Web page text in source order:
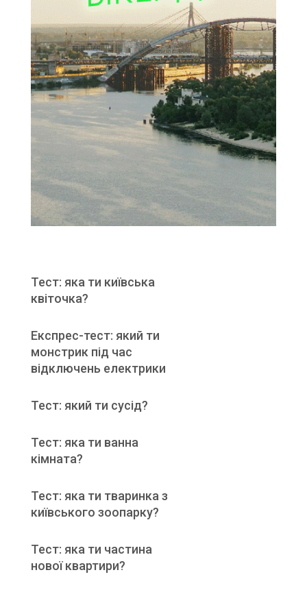
Тест: яка ти київська
квіточка?
Експрес-тест: який ти
монстрик під час
відключень електрики
Тест: який ти сусід?
Тест: яка ти ванна
кімната?
Тест: яка ти тваринка з
київського зоопарку?
Тест: яка ти частина
нової квартири?